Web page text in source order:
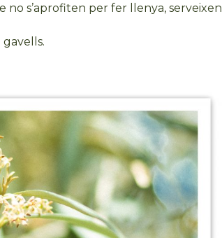
no s’aprofiten per fer llenya, serveixen